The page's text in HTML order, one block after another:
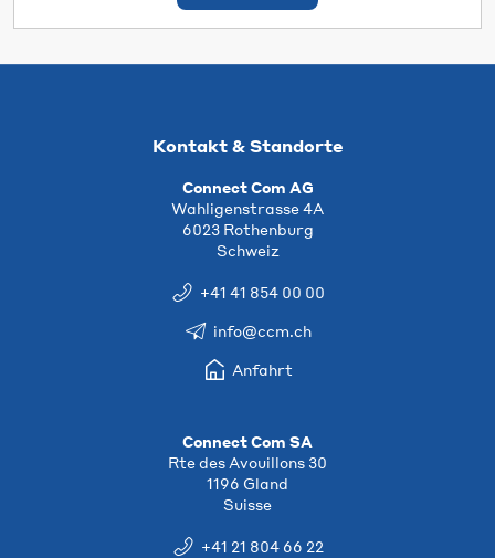
Kontakt & Standorte
Connect Com AG
Wahligenstrasse 4A
6023 Rothenburg
Schweiz
+41 41 854 00 00
info@ccm.ch
Anfahrt
Connect Com SA
Rte des Avouillons 30
1196 Gland
Suisse
+41 21 804 66 22